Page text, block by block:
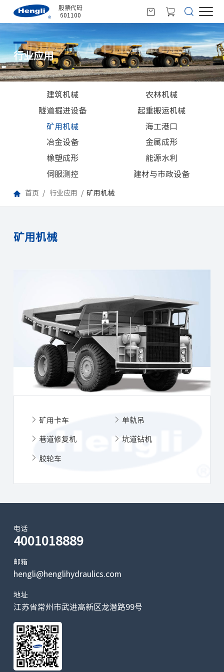
股票代码
601100
INDUSTRY APPLICATIONS
行业应用
建筑机械
农林机械
隧道掘进设备
起重搬运机械
矿用机械
海工港口
冶金设备
金属成形
橡塑成形
能源水利
伺服测控
建材与市政设备
首页 行业应用 矿用机械
矿用机械
矿用卡车 单轨吊
巷道修复机 坑道钻机
胶轮车
电话
4001018889
邮箱
hengli@henglihydraulics.com
地址
江苏省常州市武进高新区龙潜路99号